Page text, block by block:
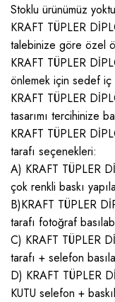
Stoklu ürünümüz
KRAFT TÜPLER
talebinize göre özel
KRAFT TÜPLER
önlemek için sedef iç
KRAFT TÜPLER
tasarımı tercihinize
KRAFT TÜPLER
tarafı seçenekleri:
A) KRAFT TÜPLER
çok renkli baskı
B)KRAFT TÜPLER
tarafı fotoğraf
C) KRAFT TÜPLER
tarafı + selefon
D) KRAFT TÜPLER
KUTU selefon +